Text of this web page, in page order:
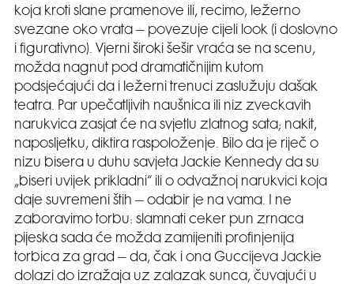
koja kroti slane pramenove ili, recimo, ležerno
svezane oko vrata – povezuje cijeli look (i doslovno
i figurativno). Vjerni široki šešir vraća se na scenu,
možda nagnut pod dramatičnijim kutom
podsjećajući da i ležerni trenuci zaslužuju dašak
teatra. Par upečatljivih naušnica ili niz zveckavih
narukvica zasjat će na svjetlu zlatnog sata; nakit,
naposljetku, diktira raspoloženje. Bilo da je riječ o
nizu bisera u duhu savjeta Jackie Kennedy da su
„biseri uvijek prikladni“ ili o odvažnoj narukvici koja
daje suvremeni štih – odabir je na vama. I ne
zaboravimo torbu: slamnati ceker pun zrnaca
pijeska sada će možda zamijeniti profinjenija
torbica za grad – da, čak i ona Guccijeva Jackie
dolazi do izražaja uz zalazak sunca, čuvajući u